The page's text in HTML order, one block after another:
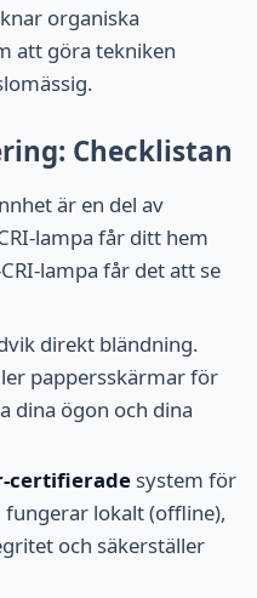
organiska
att göra tekniken
Checklistan
är en del av
lampa får ditt hem
lampa får det att se
direkt bländning.
pappersskärmar för
dina ögon och dina
certifierade system för
lokalt (offline),
och säkerställer